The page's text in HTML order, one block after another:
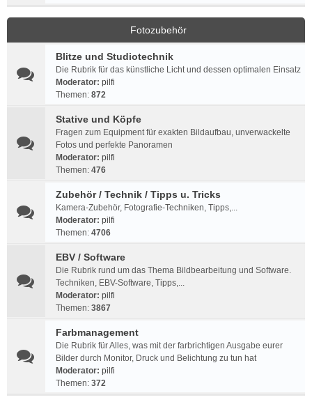
Fotozubehör
Blitze und Studiotechnik
Die Rubrik für das künstliche Licht und dessen optimalen Einsatz
Moderator: pilfi
Themen: 872
Stative und Köpfe
Fragen zum Equipment für exakten Bildaufbau, unverwackelte
Fotos und perfekte Panoramen
Moderator: pilfi
Themen: 476
Zubehör / Technik / Tipps u. Tricks
Kamera-Zubehör, Fotografie-Techniken, Tipps,...
Moderator: pilfi
Themen: 4706
EBV / Software
Die Rubrik rund um das Thema Bildbearbeitung und Software.
Techniken, EBV-Software, Tipps,...
Moderator: pilfi
Themen: 3867
Farbmanagement
Die Rubrik für Alles, was mit der farbrichtigen Ausgabe eurer
Bilder durch Monitor, Druck und Belichtung zu tun hat
Moderator: pilfi
Themen: 372